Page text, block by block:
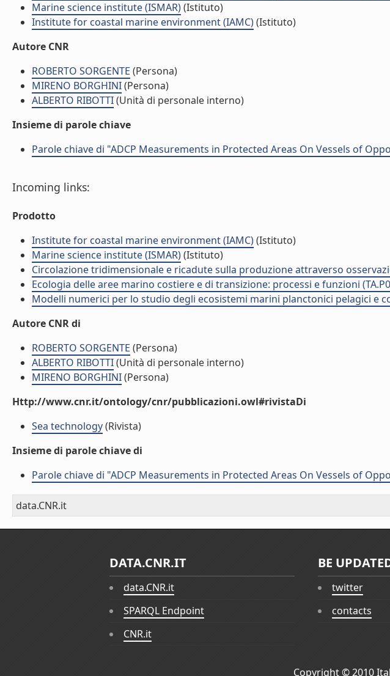
Marine science institute (ISMAR)(Istituto)
Institute for coastal marine environment (IAMC)(Istituto)
Autore CNR
ROBERTO SORGENTE (Persona)
MIRENO BORGHINI(Persona)
ALBERTO RIBOTTI(Unità di personale interno)
Insieme di parole chiave
Parole chiave di "ADCP Measurements in Protected Areas On Vessels of
Incoming links:
Prodotto
Institute for coastal marine environment (IAMC)(Istituto)
Marine science institute (ISMAR)(Istituto)
Circolazione tridimensionale e ricadute sulla produzione attraverso
Ecologia delle aree marino costiere e di transizione: processi e funzioni
Modelli numerici per lo studio degli ecosistemi marini planctonici pelagici e
Autore CNR di
ROBERTO SORGENTE (Persona)
ALBERTO RIBOTTI(Unità di personale interno)
MIRENO BORGHINI(Persona)
Http://www.cnr.it/ontology/cnr/pubblicazioni.owl#rivistaDi
Sea technology(Rivista)
Insieme di parole chiave di
Parole chiave di "ADCP Measurements in Protected Areas On Vessels of
data.CNR.it
DATA.CNR.IT
data.CNR.it
SPARQL Endpoint
CNR.it
BE
twitter
contacts
Copyright © 2010